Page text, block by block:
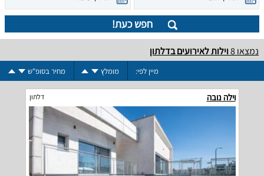
חפש כעת!
נמצאו8וילות לאירועים בדלתון
מיין לפי: מומלץ מחיר בסופ"ש
וילה נובה דלתון